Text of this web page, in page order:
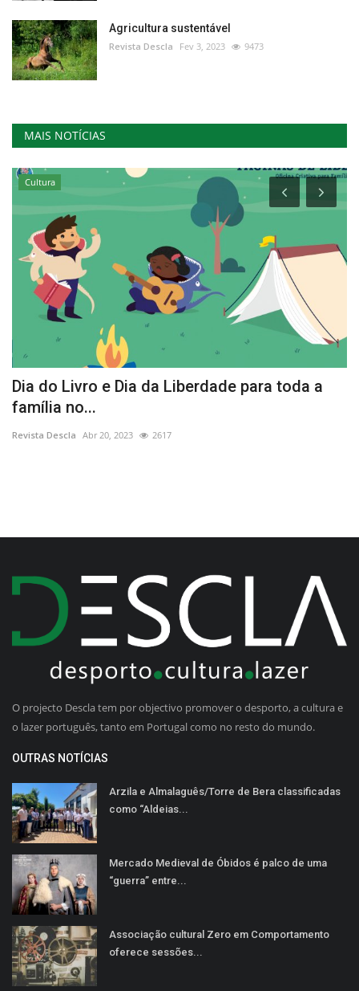
Agricultura sustentável
Revista Descla Fev 3, 2023 9473
MAIS NOTÍCIAS
Cultura
Dia do Livro e Dia da Liberdade para toda a
família no...
Revista Descla Abr 20, 2023 2617
O projecto Descla tem por objectivo promover o desporto, a cultura e
o lazer português, tanto em Portugal como no resto do mundo.
OUTRAS NOTÍCIAS
Arzila e Almalaguês/Torre de Bera classificadas
como “Aldeias...
Mercado Medieval de Óbidos é palco de uma
“guerra” entre...
Associação cultural Zero em Comportamento
oferece sessões...